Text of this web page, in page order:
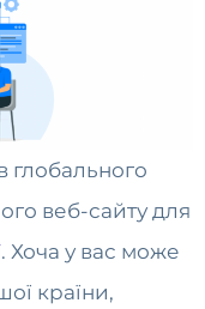
глобального
веб-сайту для
. Хоча у вас може
країни,